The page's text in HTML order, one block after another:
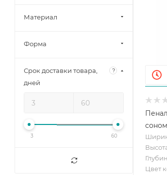
Цвет
Материал
Форма
Срок доставки товара,
дней
?
3 60